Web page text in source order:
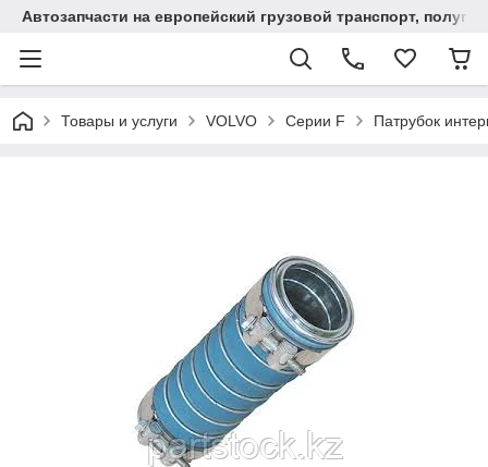
Автозапчасти на европейский грузовой транспорт,
Товары и услуги VOLVO Серии F Патрубок